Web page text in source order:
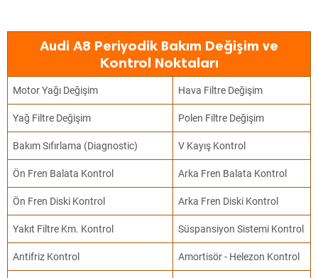
Audi A8 Periyodik Bakım Değişim ve
Kontrol Noktaları
Motor Yağı Değişim Hava Filtre Değişim
Yağ Filtre Değişim Polen Filtre Değişim
Bakım Sıfırlama (Diagnostic) V Kayış Kontrol
Ön Fren Balata Kontrol Arka Fren Balata Kontrol
Ön Fren Diski Kontrol Arka Fren Diski Kontrol
Yakıt Filtre Km. Kontrol Süspansiyon Sistemi Kontrol
Antifriz Kontrol Amortisör - Helezon Kontrol